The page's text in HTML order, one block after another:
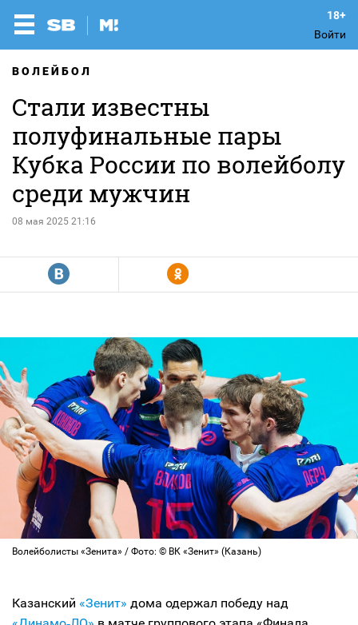
Войти
ВОЛЕЙБОЛ
Стали известны
полуфинальные пары
Кубка России по волейболу
среди мужчин
08 мая 2025 21:16
R Y
Волейболисты «Зенита» / Фото: © ВК «Зенит» (Казань)
Казанский «Зенит» дома одержал победу над